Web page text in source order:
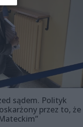
sądem. Polityk
przez to, że